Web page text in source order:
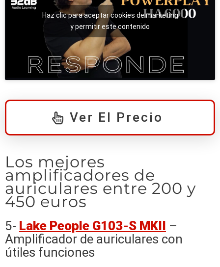
Haz clic para aceptar cookies de marketing
y permitir este contenido
Ver El Precio
Los mejores
amplificadores de
auriculares entre 200 y
450 euros
5- Lake People G103-S MKII –
Amplificador de auriculares con
útiles funciones